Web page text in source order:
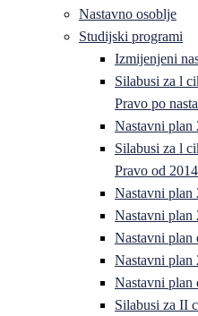
Nastavno osoblje
Studijski programi
Izmijenjeni
Silabusi za l
Pravo po
Nastavni plan
Silabusi za l
Pravo od
Nastavni plan
Nastavni plan
Nastavni plan
Nastavni plan
Nastavni plan
Silabusi za II